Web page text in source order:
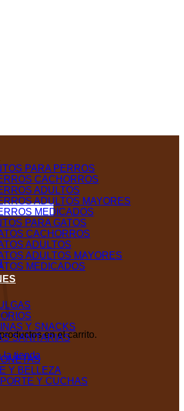
en el carrito.
la tienda
PARA PERROS
CACHORROS
ADULTOS
ADULTOS MAYORES
MEDICADOS
PARA GATOS
CACHORROS
ADULTOS
ADULTOS MAYORES
MEDICADOS
Y SNACKS
SANITARIAS
Y BELLEZA
Y CUCHAS